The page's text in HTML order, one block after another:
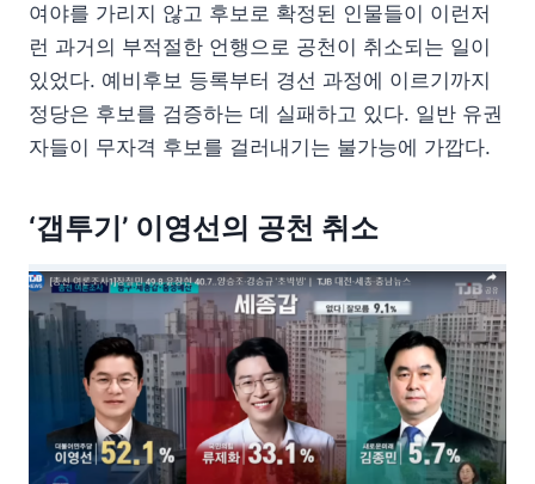
여야를 가리지 않고 후보로 확정된 인물들이 이런저
런 과거의 부적절한 언행으로 공천이 취소되는 일이
있었다. 예비후보 등록부터 경선 과정에 이르기까지
정당은 후보를 검증하는 데 실패하고 있다. 일반 유권
자들이 무자격 후보를 걸러내기는 불가능에 가깝다.
‘갭투기’ 이영선의 공천 취소